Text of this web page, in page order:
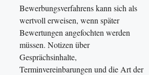
Bewerbungsverfahrens kann sich als
wertvoll erweisen, wenn später
Bewertungen angefochten werden
müssen. Notizen über
Gesprächsinhalte,
Terminvereinbarungen und die Art der